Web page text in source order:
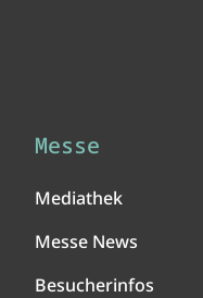
Messe
Mediathek
Messe News
Besucherinfos